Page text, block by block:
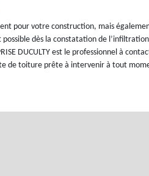
pour votre construction, mais
dès la constatation de l’infiltration
DUCULTY est le professionnel à
de toiture prête à intervenir à tout